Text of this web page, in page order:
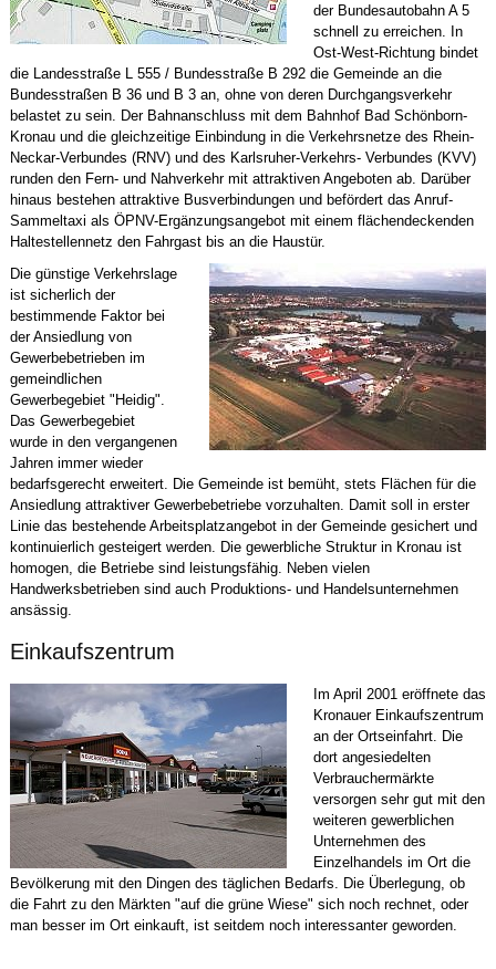
der Bundesautobahn A 5
schnell zu erreichen. In
Ost-West-Richtung bindet
die Landesstraße L 555 / Bundesstraße B 292 die Gemeinde an die
Bundesstraßen B 36 und B 3 an, ohne von deren Durchgangsverkehr
belastet zu sein. Der Bahnanschluss mit dem Bahnhof Bad Schönborn-
Kronau und die gleichzeitige Einbindung in die Verkehrsnetze des Rhein-
Neckar-Verbundes (RNV) und des Karlsruher-Verkehrs- Verbundes (KVV)
runden den Fern- und Nahverkehr mit attraktiven Angeboten ab. Darüber
hinaus bestehen attraktive Busverbindungen und befördert das Anruf-
Sammeltaxi als ÖPNV-Ergänzungsangebot mit einem flächendeckenden
Haltestellennetz den Fahrgast bis an die Haustür.
Die günstige Verkehrslage
ist sicherlich der
bestimmende Faktor bei
der Ansiedlung von
Gewerbebetrieben im
gemeindlichen
Gewerbegebiet "Heidig".
Das Gewerbegebiet
wurde in den vergangenen
Jahren immer wieder
bedarfsgerecht erweitert. Die Gemeinde ist bemüht, stets Flächen für die
Ansiedlung attraktiver Gewerbebetriebe vorzuhalten. Damit soll in erster
Linie das bestehende Arbeitsplatzangebot in der Gemeinde gesichert und
kontinuierlich gesteigert werden. Die gewerbliche Struktur in Kronau ist
homogen, die Betriebe sind leistungsfähig. Neben vielen
Handwerksbetrieben sind auch Produktions- und Handelsunternehmen
ansässig.
Einkaufszentrum
Im April 2001 eröffnete das
Kronauer Einkaufszentrum
an der Ortseinfahrt. Die
dort angesiedelten
Verbrauchermärkte
versorgen sehr gut mit den
weiteren gewerblichen
Unternehmen des
Einzelhandels im Ort die
Bevölkerung mit den Dingen des täglichen Bedarfs. Die Überlegung, ob
die Fahrt zu den Märkten "auf die grüne Wiese" sich noch rechnet, oder
man besser im Ort einkauft, ist seitdem noch interessanter geworden.